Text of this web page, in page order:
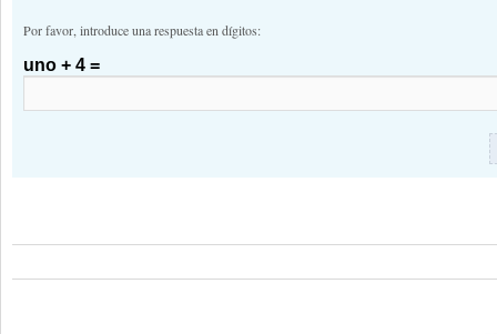
Por favor, introduce una respuesta en dígitos:
uno + 4 =